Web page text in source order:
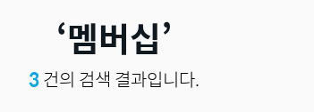
멤버십
3건의 검색 결과입니다.